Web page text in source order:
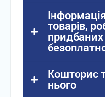
товарів,
Кошторис
нього